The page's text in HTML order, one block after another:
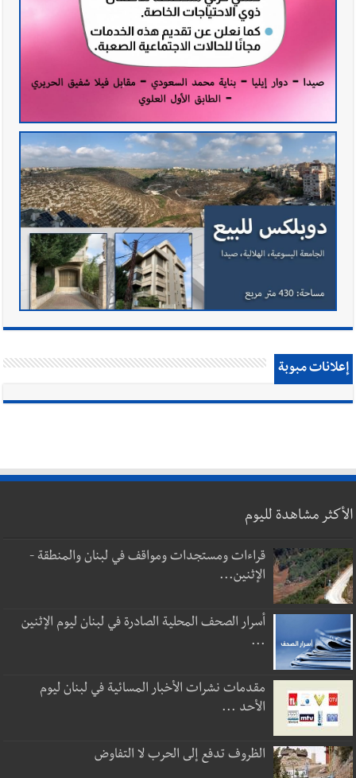
إعلانات مبوبة
الأكثر مشاهدة لليوم
قراءات ومستجدات ومواقف في لبنان والمنطقة -
الإثنين...
أسرار الصحف المحلية الصادرة في لبنان ليوم الإثنين
...
مقدمات نشرات الأخبار المسائية في لبنان ليوم
الأحد ...
الظروف تدفع إلى الحرب لا التفاوض